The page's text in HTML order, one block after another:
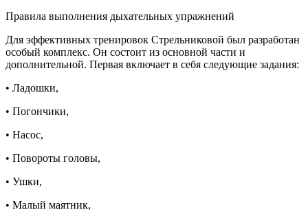
Правила выполнения дыхательных упражнений
Для эффективных тренировок Стрельниковой был разработан
особый комплекс. Он состоит из основной части и
дополнительной. Первая включает в себя следующие задания:
• Ладошки,
• Погончики,
• Насос,
• Повороты головы,
• Ушки,
• Малый маятник,